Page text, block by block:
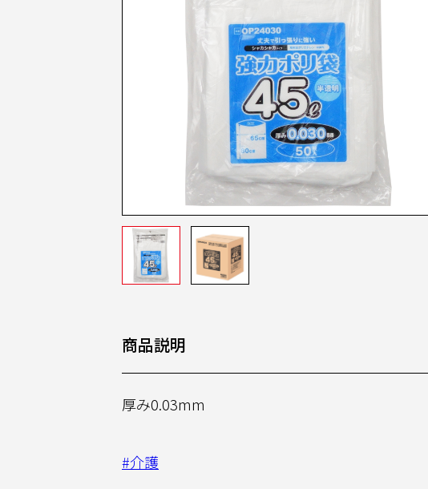
商品説明
厚み0.03mm
#介護